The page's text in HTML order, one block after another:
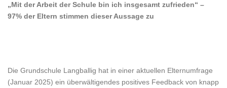
„Mit der Arbeit der Schule bin ich insgesamt zufrieden“ –
97% der Eltern stimmen dieser Aussage zu
Die Grundschule Langballig hat in einer aktuellen Elternumfrage
(Januar 2025) ein überwältigendes positives Feedback von knapp